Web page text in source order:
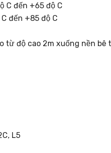
C đến +65 độ C
đến +85 độ C
từ độ cao 2m xuống nền bê
L5